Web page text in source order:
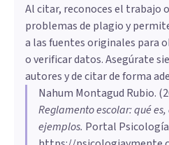
Al citar, reconoces el trabajo
problemas de plagio y
a las fuentes originales para
o verificar datos. Asegúrate
autores y de citar de forma
Nahum Montagud Rubio. (
Reglamento escolar: qué
ejemplos. Portal